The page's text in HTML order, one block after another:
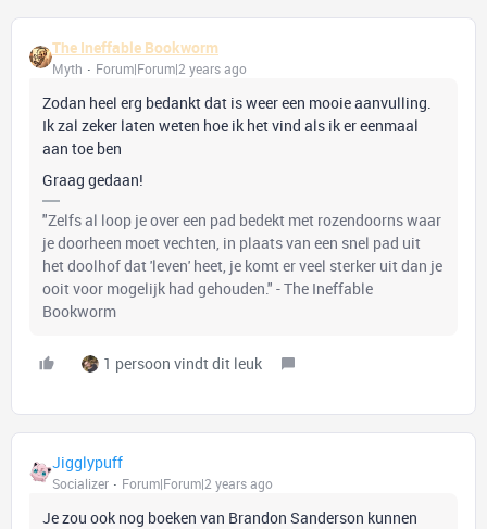
The Ineffable Bookworm
Myth Forum|Forum|2 years ago
Zodan heel erg bedankt dat is weer een mooie aanvulling.
Ik zal zeker laten weten hoe ik het vind als ik er eenmaal
aan toe ben
Graag gedaan!
"Zelfs al loop je over een pad bedekt met rozendoorns waar
je doorheen moet vechten, in plaats van een snel pad uit
het doolhof dat 'leven' heet, je komt er veel sterker uit dan je
ooit voor mogelijk had gehouden." - The Ineffable
Bookworm
1 persoon vindt dit leuk
Jigglypuff
Socializer Forum|Forum|2 years ago
Je zou ook nog boeken van Brandon Sanderson kunnen